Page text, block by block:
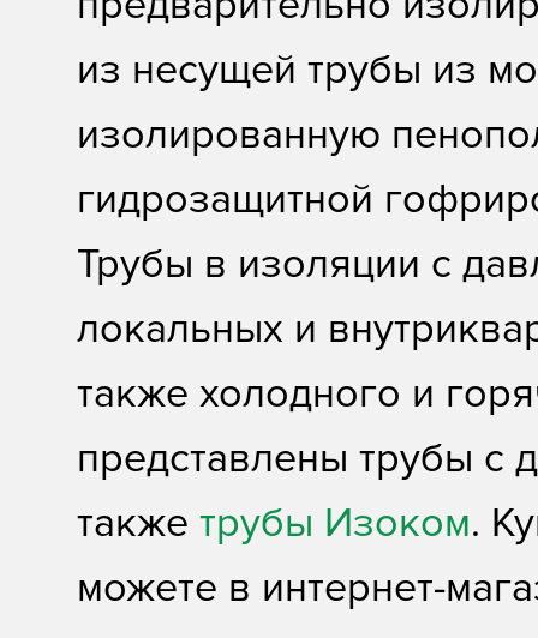
из несущей трубы из
изолированную
гидрозащитной
Трубы в изоляции с
локальных и
также холодного и
представлены трубы с
также трубы Изоком.
можете в интернет-